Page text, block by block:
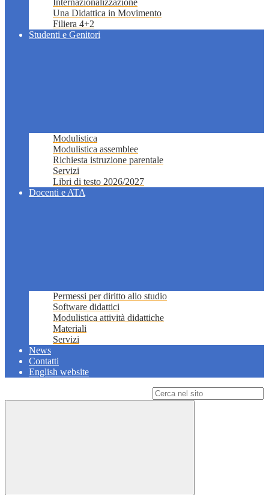
Internazionalizzazione
Una Didattica in Movimento
Filiera 4+2
Studenti e Genitori
Modulistica
Modulistica assemblee
Richiesta istruzione parentale
Servizi
Libri di testo 2026/2027
Docenti e ATA
Permessi per diritto allo studio
Software didattici
Modulistica attività didattiche
Materiali
Servizi
News
Contatti
English website